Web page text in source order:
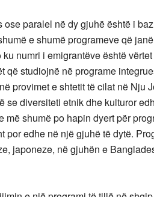
ose paralel në dy gjuhë është i
e shumë programeve që
numri i emigrantëve është
që studiojnë në programe
provimet e shtetit të cilat në Nju
se diversiteti etnik dhe kulturor
më shumë po hapin dyert për
por edhe në një gjuhë të dytë.
japoneze, në gjuhën e